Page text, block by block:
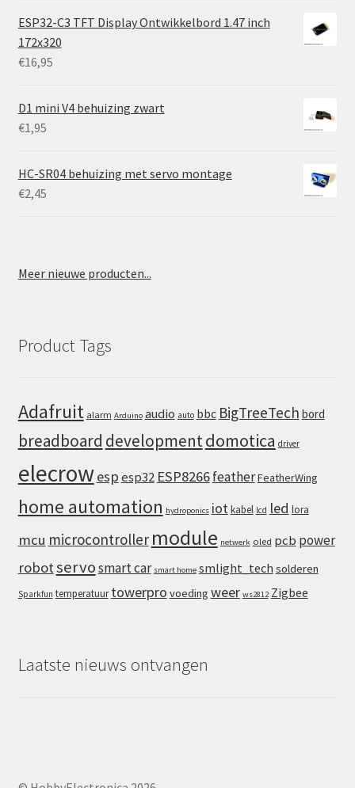
ESP32-C3 TFT Display Ontwikkelbord 1.47 inch
172x320
€16,95
D1 mini V4 behuizing zwart
€1,95
HC-SR04 behuizing met servo montage
€2,45
Meer nieuwe producten...
Product Tags
Adafruit alarm Arduino audio auto bbc BigTreeTech bord
breadboard developmentdomotica driver
elecrowespesp32 ESP8266featherFeatherWing
home automation hydroponics iot kabel lcd led lora
mcu microcontroller module netwerk oled pcb power
robotservosmart car smart home smlight_tech solderen
Sparkfun temperatuur towerpro voeding weer ws2812 Zigbee
Laatste nieuws ontvangen